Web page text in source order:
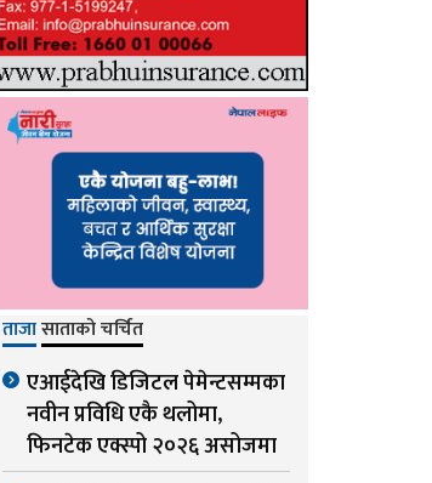
ताजासाताको चर्चित
एआईदेखि डिजिटल पेमेन्टसम्मका
नवीन प्रविधि एकै थलोमा,
फिनटेक एक्स्पो २०२६ असोजमा